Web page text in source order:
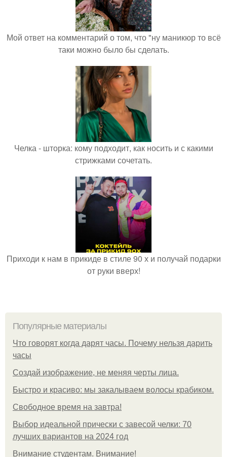
Мой ответ на комментарий о том, что "ну маникюр то всё
таки можно было бы сделать.
Челка - шторка: кому подходит, как носить и с какими
стрижками сочетать.
Приходи к нам в прикиде в стиле 90 х и получай подарки
от руки вверх!
Популярные материалы
Что говорят когда дарят часы. Почему нельзя дарить
часы
Создай изображение, не меняя черты лица.
Быстро и красиво: мы закалываем волосы крабиком.
Свободное время на завтра!
Выбор идеальной прически с завесой челки: 70
лучших вариантов на 2024 год
Внимание студентам. Внимание!